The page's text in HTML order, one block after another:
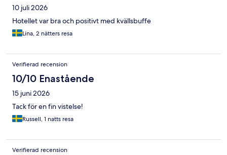
10 juli 2026
Hotellet var bra och positivt med kvällsbuffe
Lina, 2 nätters resa
Verifierad recension
10/10 Enastående
15 juni 2026
Tack för en fin vistelse!
Russell, 1 natts resa
Verifierad recension